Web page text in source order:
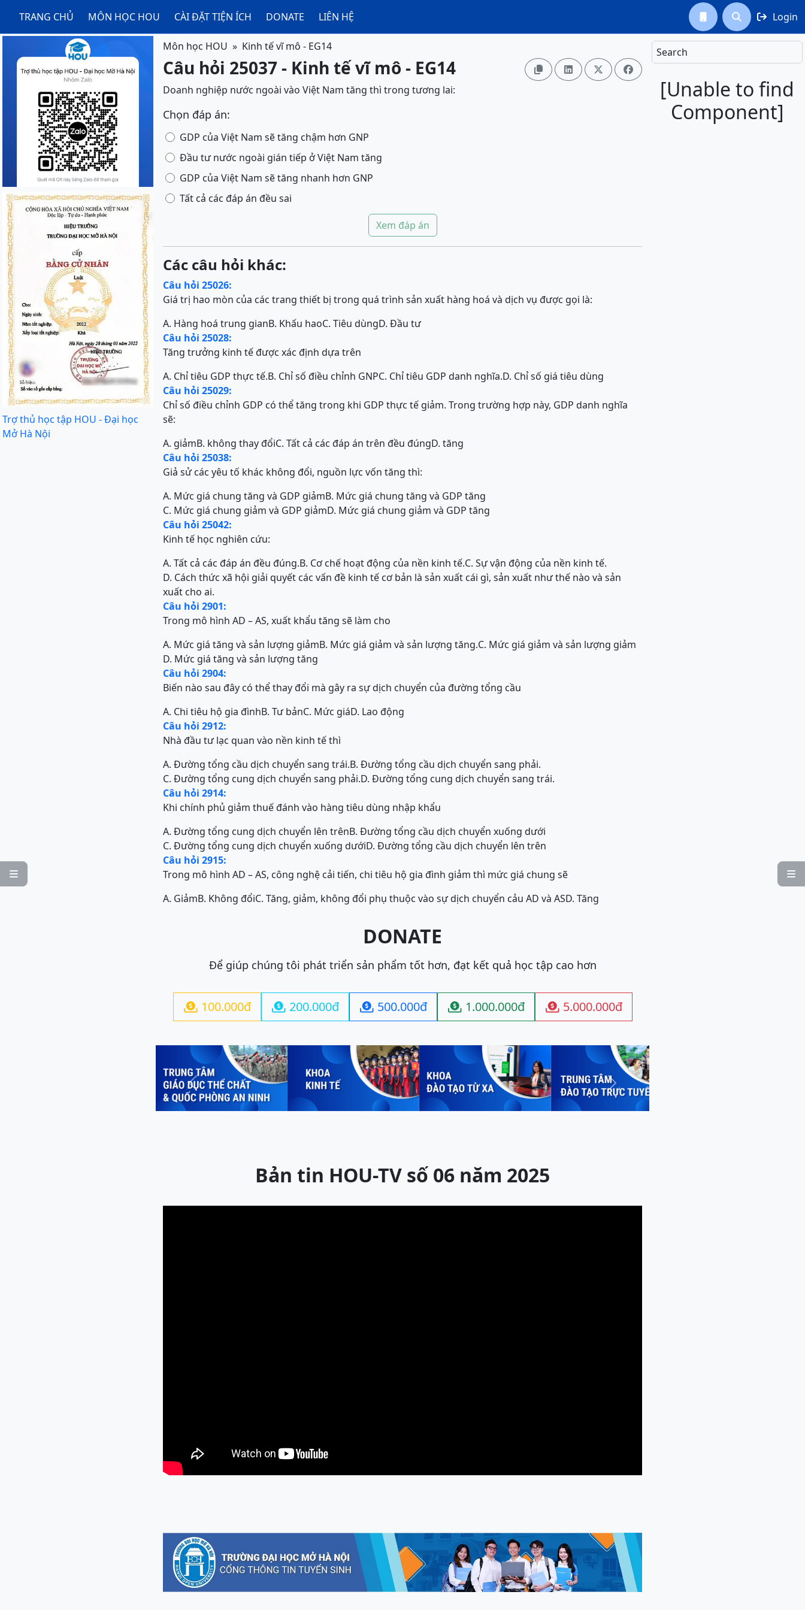
TRANG CHỦ MÔN HỌC HOU CÀI ĐẶT TIỆN ÍCH DONATE LIÊN HỆ   Login

Search
[Unable to find
Component]

Trợ thủ học tập HOU - Đại học
Mở Hà Nội
Môn học HOU Kinh tế vĩ mô - EG14
Câu hỏi 25037 - Kinh tế vĩ mô - EG14    
Doanh nghiệp nước ngoài vào Việt Nam tăng thì trong tương lai:
Chọn đáp án:
GDP của Việt Nam sẽ tăng chậm hơn GNP
Đầu tư nước ngoài gián tiếp ở Việt Nam tăng
GDP của Việt Nam sẽ tăng nhanh hơn GNP
Tất cả các đáp án đều sai
Xem đáp án
Các câu hỏi khác:
Câu hỏi 25026:
Giá trị hao mòn của các trang thiết bị trong quá trình sản xuất hàng hoá và dịch vụ được gọi là:
A. Hàng hoá trung gianB. Khấu haoC. Tiêu dùngD. Đầu tư
Câu hỏi 25028:
Tăng trưởng kinh tế được xác định dựa trên
A. Chỉ tiêu GDP thực tế.B. Chỉ số điều chỉnh GNPC. Chỉ tiêu GDP danh nghĩa.D. Chỉ số giá tiêu dùng
Câu hỏi 25029:
Chỉ số điều chỉnh GDP có thể tăng trong khi GDP thực tế giảm. Trong trường hợp này, GDP danh nghĩa
sẽ:
A. giảmB. không thay đổiC. Tất cả các đáp án trên đều đúngD. tăng
Câu hỏi 25038:
Giả sử các yêu tố khác không đổi, nguồn lực vốn tăng thì:
A. Mức giá chung tăng và GDP giảmB. Mức giá chung tăng và GDP tăng
C. Mức giá chung giảm và GDP giảmD. Mức giá chung giảm và GDP tăng
Câu hỏi 25042:
Kinh tế học nghiên cứu:
A. Tất cả các đáp án đều đúng.B. Cơ chế hoạt động của nền kinh tế.C. Sự vận động của nền kinh tế.
D. Cách thức xã hội giải quyết các vấn đề kinh tế cơ bản là sản xuất cái gì, sản xuất như thế nào và sản
xuất cho ai.
Câu hỏi 2901:
Trong mô hình AD – AS, xuất khẩu tăng sẽ làm cho
A. Mức giá tăng và sản lượng giảmB. Mức giá giảm và sản lượng tăng.C. Mức giá giảm và sản lượng giảm
D. Mức giá tăng và sản lượng tăng
Câu hỏi 2904:
Biến nào sau đây có thể thay đổi mà gây ra sự dịch chuyển của đường tổng cầu
A. Chi tiêu hộ gia đìnhB. Tư bảnC. Mức giáD. Lao động
Câu hỏi 2912:
Nhà đầu tư lạc quan vào nền kinh tế thì
A. Đường tổng cầu dịch chuyển sang trái.B. Đường tổng cầu dịch chuyển sang phải.
C. Đường tổng cung dịch chuyển sang phải.D. Đường tổng cung dịch chuyển sang trái.
Câu hỏi 2914:
Khi chính phủ giảm thuế đánh vào hàng tiêu dùng nhập khẩu
A. Đường tổng cung dịch chuyển lên trênB. Đường tổng cầu dịch chuyển xuống dưới
C. Đường tổng cung dịch chuyển xuống dướiD. Đường tổng cầu dịch chuyển lên trên
Câu hỏi 2915:
Trong mô hình AD – AS, công nghệ cải tiến, chi tiêu hộ gia đình giảm thì mức giá chung sẽ
A. GiảmB. Không đổiC. Tăng, giảm, không đổi phụ thuộc vào sự dịch chuyển cảu AD và ASD. Tăng
DONATE
Để giúp chúng tôi phát triển sản phẩm tốt hơn, đạt kết quả học tập cao hơn
 100.000đ  200.000đ  500.000đ  1.000.000đ  5.000.000đ
Previous Next
Bản tin HOU-TV số 06 năm 2025